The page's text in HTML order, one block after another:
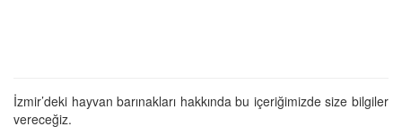
İzmir’deki hayvan barınakları hakkında bu içeriğimizde size bilgiler
vereceğiz.